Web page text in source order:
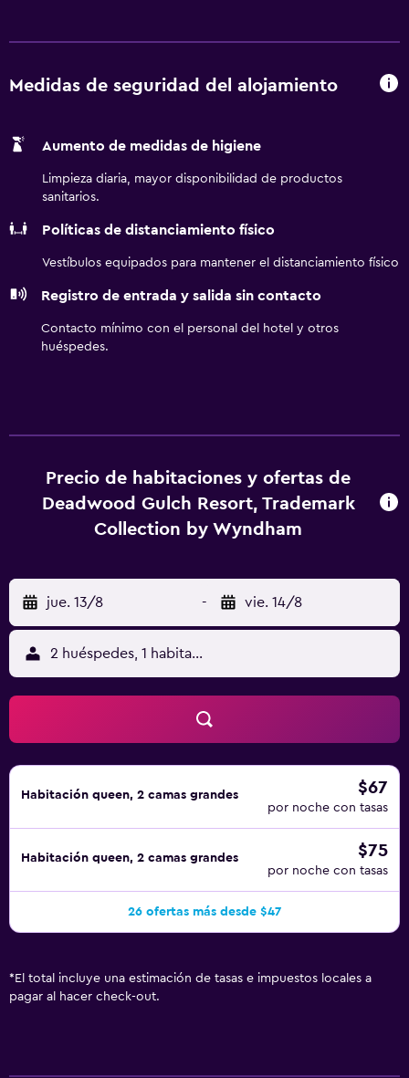
con ducha y bañera combinadas y artículos de higiene
servicios para las personas de negocios incluyen
y cambio de sábanas. Se ofrece servicio de limpieza todos
hotel incluyen gimnasio.
Medidas de seguridad del alojamiento
Aumento de medidas de higiene
Limpieza diaria, mayor disponibilidad de productos
sanitarios.
Políticas de distanciamiento físico
Vestíbulos equipados para mantener el distanciamiento físico
Registro de entrada y salida sin contacto
Contacto mínimo con el personal del hotel y otros
huéspedes.
Precio de habitaciones y ofertas de
Deadwood Gulch Resort, Trademark
Collection by Wyndham
jue. 13/8 - vie. 14/8
2 huéspedes, 1 habitación
Habitación queen, 2 camas grandes $67
por noche con tasas
Habitación queen, 2 camas grandes $75
por noche con tasas
26 ofertas más desde $47
* El total incluye una estimación de tasas e impuestos locales a
pagar al hacer check-out.